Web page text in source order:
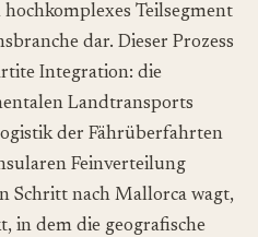
Teilsegment
dar. Dieser Prozess
Integration: die
Landtransports
der Fährüberfahrten
Feinverteilung
Schritt nach Mallorca wagt,
in dem die geografische